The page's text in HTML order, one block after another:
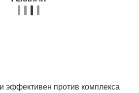
эффективен против комплекса